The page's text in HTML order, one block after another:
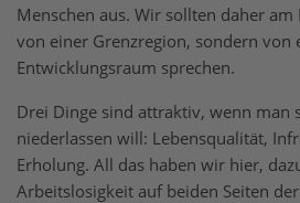
Menschen aus. Wir sollten daher
von einer Grenzregion, sondern von
Entwicklungsraum sprechen.
Drei Dinge sind attraktiv, wenn man
niederlassen will: Lebensqualität,
Erholung. All das haben wir hier,
Arbeitslosigkeit auf beiden Seiten